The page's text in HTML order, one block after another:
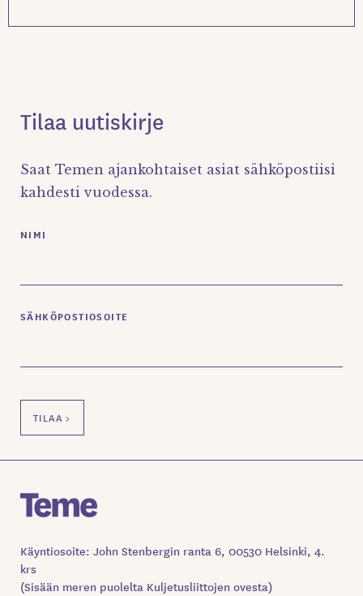
Tilaa uutiskirje
Saat Temen ajankohtaiset asiat sähköpostiisi
kahdesti vuodessa.
NIMI
SÄHKÖPOSTIOSOITE
Käyntiosoite: John Stenbergin ranta 6, 00530 Helsinki, 4.
krs
(Sisään meren puolelta Kuljetusliittojen ovesta)